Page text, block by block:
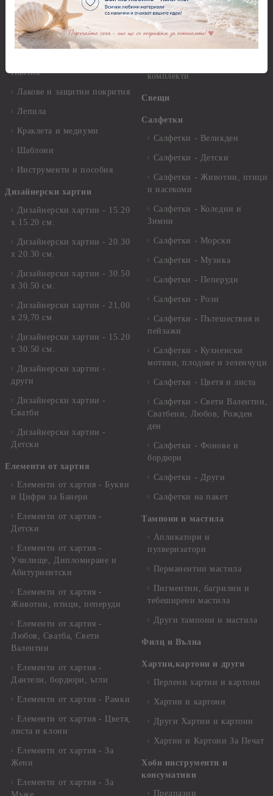
Вакс пасти
Грунд, Основи, Релефни
пасти
Пантна
Лакове и защитни покрития
Лепила
Краклета и медиуми
Шаблони
Инструменти и пособия
Дизайнерски хартии
Дизайнерски хартии - 15.20
х 15.20 см.
Дизайнерски хартии - 20.30
х 20.30 см.
Дизайнерски хартии - 30.50
х 30.50 см.
Дизайнерски хартии - 21,00
х 29,70 см
Дизайнерски хартии - 15.20
x 30.50 см.
Дизайнерски хартии -
други
Дизайнерски хартии -
Сватби
Дизайнерски хартии -
Детски
Елементи от хартия
Елементи от хартия - Букви
и Цифри за Банери
Елементи от хартия -
Детски
Елементи от хартия -
Училище, Дипломиране и
Абитуриентски
Елементи от хартия -
Животни, птици, пеперуди
Елементи от хартия -
Любов, Сватба, Свети
Валентин
Елементи от хартия -
Дантели, бордюри, ъгли
Елементи от хартия - Рамки
Елементи от хартия - Цветя,
листа и клони
Елементи от хартия - За
Жени
Елементи от хартия - За
Платна за рисуване
Стативи и поставки
Четки и инструменти
комплекти
Свещи
Салфетки
Салфетки - Великден
Салфетки - Детски
Салфетки - Животни, птици
и насекоми
Салфетки - Коледни и
Зимни
Салфетки - Морски
Салфетки - Музика
Салфетки - Пеперуди
Салфетки - Рози
Салфетки - Пътешествия и
пейзажи
Салфетки - Кухненски
мотиви, плодове и зеленчуци
Салфетки - Цветя и листа
Салфетки - Свети Валентин,
Сватбени, Любов, Рожден
ден
Салфетки - Фонове и
бордюри
Салфетки - Други
Салфетки на пакет
Тампони и мастила
Апликатори и
пулверизатори
Перманентни мастила
Пигментни, багрилни и
тебеширени мастила
Други тампони и мастила
Филц и Вълна
Хартии,картони и други
Перлени хартии и картони
Хартии и картони
Други Хартии и картони
Хартии и Картони За Печат
Хоби инструменти и
консумативи
Предпазни